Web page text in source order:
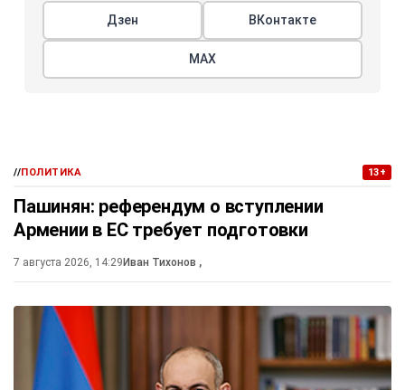
Дзен ВКонтакте
МАХ
//ПОЛИТИКА 13+
Пашинян: референдум о вступлении
Армении в ЕС требует подготовки
7 августа 2026, 14:29Иван Тихонов ,